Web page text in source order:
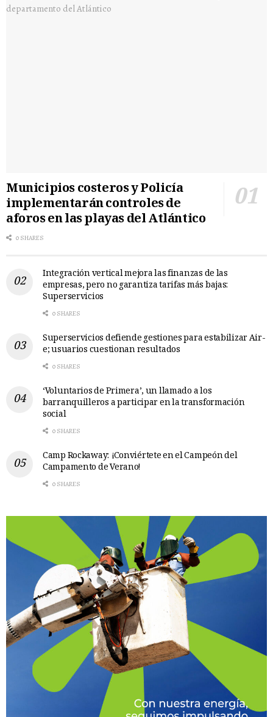
Municipios costeros y Policía
implementarán controles de
aforos en las playas del Atlántico
0 SHARES
Integración vertical mejora las finanzas de las
empresas, pero no garantiza tarifas más bajas:
Superservicios
0 SHARES
Superservicios defiende gestiones para estabilizar Air-
e; usuarios cuestionan resultados
0 SHARES
‘Voluntarios de Primera’, un llamado a los
barranquilleros a participar en la transformación
social
0 SHARES
Camp Rockaway: ¡Conviértete en el Campeón del
Campamento de Verano!
0 SHARES